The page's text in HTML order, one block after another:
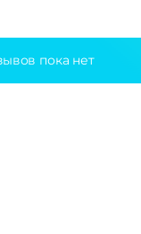
пока нет